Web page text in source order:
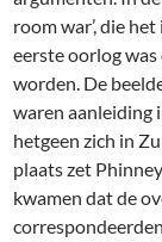
room war’, die
eerste oorlog was
worden. De
waren aanleiding
hetgeen zich in
plaats zet
kwamen dat de